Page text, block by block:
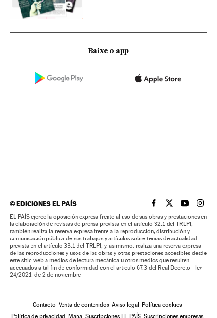
Baixe o app
©EDICIONES EL PAÍS EL PAÍS BRASIL EN
EL PAÍSEL PAÍS
EL
EL PAÍS ejerce la oposición expresa frente al uso de sus obras y prestaciones en
la elaboración de revistas de prensa prevista en el artículo 32.1 del TRLPI;
también realiza la reserva expresa frente a la reproducción, distribución y
comunicación pública de sus trabajos y artículos sobre temas de actualidad
prevista en el artículo 33.1 del TRLPI; y, asimismo, realiza una reserva expresa
de las reproducciones y usos de las obras y otras prestaciones accesibles desde
este sitio web a medios de lectura mecánica u otros medios que resulten
adecuados a tal fin de conformidad con el artículo 67.3 del Real Decreto - ley
24/2021, de 2 de noviembre
Contacto Venta de contenidos Aviso legal Política cookies
Política de privacidad Mapa Suscripciones EL PAÍS Suscripciones empresas